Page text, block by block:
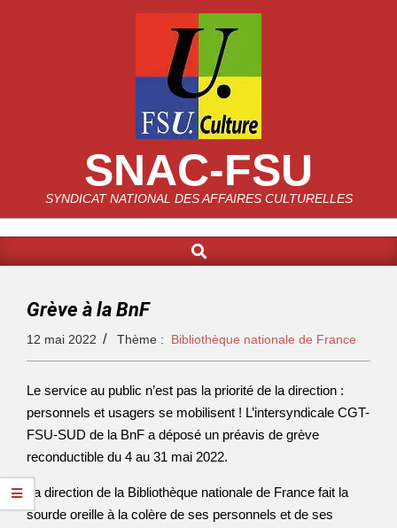
SNAC-FSU
SYNDICAT NATIONAL DES AFFAIRES CULTURELLES
Grève à la BnF
12 mai 2022 Thème : Bibliothèque nationale de France
Le service au public n’est pas la priorité de la direction :
personnels et usagers se mobilisent ! L’intersyndicale CGT-
FSU-SUD de la BnF a déposé un préavis de grève
reconductible du 4 au 31 mai 2022.
La direction de la Bibliothèque nationale de France fait la
sourde oreille à la colère de ses personnels et de ses